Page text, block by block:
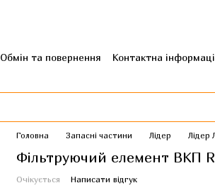
Обмін та повернення
Контактна
Головна Запасні частини Лідер Лідер
Фільтруючий елемент ВКП
Очікується Написати відгук